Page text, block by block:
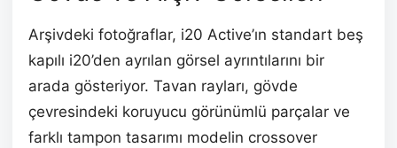
Arşivdeki fotoğraflar, i20 Active’ın standart beş
kapılı i20’den ayrılan görsel ayrıntılarını bir
arada gösteriyor. Tavan rayları, gövde
çevresindeki koruyucu görünümlü parçalar ve
farklı tampon tasarımı modelin crossover